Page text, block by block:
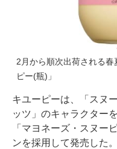
2月から順次出荷される
ピー(瓶)」
キユーピーは、「スヌ
ッツ」のキャラクター
「マヨネーズ・スヌー
ンを採用して発売した